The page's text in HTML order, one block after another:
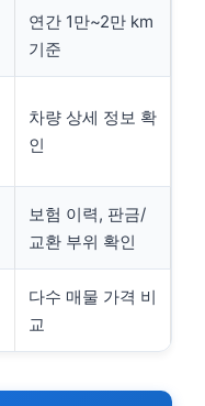
연간 1만~2만 km
기준
차량 상세 정보 확
인
보험 이력, 판금/
교환 부위 확인
다수 매물 가격 비
교